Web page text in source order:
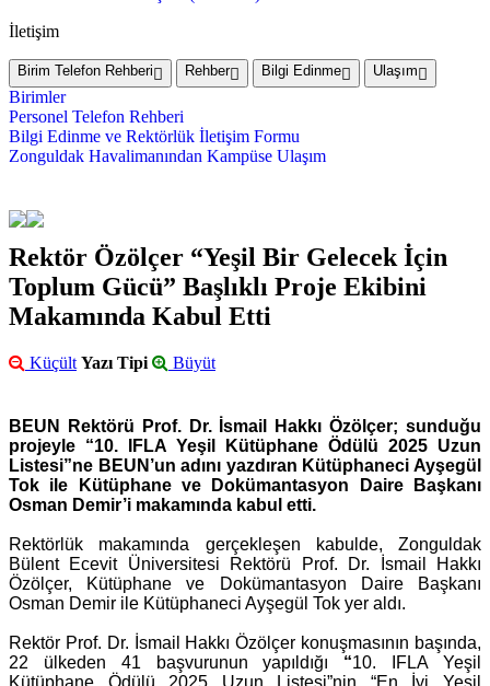
İletişim
Birim Telefon Rehberi Rehber Bilgi Edinme Ulaşım
Birimler
Personel Telefon Rehberi
Bilgi Edinme ve Rektörlük İletişim Formu
Zonguldak Havalimanından Kampüse Ulaşım
Rektör Özölçer “Yeşil Bir Gelecek İçin
Toplum Gücü” Başlıklı Proje Ekibini
Makamında Kabul Etti
Küçült Yazı Tipi Büyüt
BEUN Rektörü Prof. Dr. İsmail Hakkı Özölçer; sunduğu
projeyle “10. IFLA Yeşil Kütüphane Ödülü 2025 Uzun
Listesi”ne BEUN’un adını yazdıran Kütüphaneci Ayşegül
Tok ile Kütüphane ve Dokümantasyon Daire Başkanı
Osman Demir’i makamında kabul etti.
Rektörlük makamında gerçekleşen kabulde, Zonguldak
Bülent Ecevit Üniversitesi Rektörü Prof. Dr. İsmail Hakkı
Özölçer, Kütüphane ve Dokümantasyon Daire Başkanı
Osman Demir ile Kütüphaneci Ayşegül Tok yer aldı.
Rektör Prof. Dr. İsmail Hakkı Özölçer konuşmasının başında,
22 ülkeden 41 başvurunun yapıldığı “10. IFLA Yeşil
Kütüphane Ödülü 2025 Uzun Listesi”nin “En İyi Yeşil